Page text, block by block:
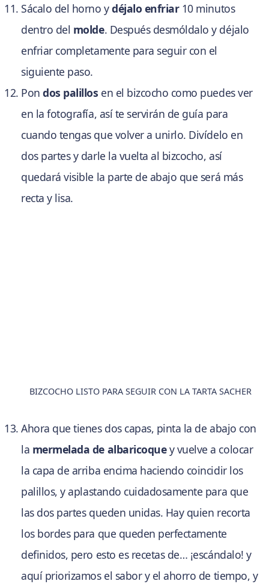
Sácalo del horno ydéjalo enfriar10 minutos
dentro del molde. Después desmóldalo y déjalo
enfriar completamente para seguir con el
siguiente paso.
Pon dos palillos en el bizcocho como puedes ver
en la fotografía, así te servirán de guía para
cuando tengas que volver a unirlo. Divídelo en
dos partes y darle la vuelta al bizcocho, así
quedará visible la parte de abajo que será más
recta y lisa.
BIZCOCHO LISTO PARA SEGUIR CON LA TARTA SACHER
Ahora que tienes dos capas, pinta la de abajo con
la mermelada de albaricoquey vuelve a colocar
la capa de arriba encima haciendo coincidir los
palillos, y aplastando cuidadosamente para que
las dos partes queden unidas. Hay quien recorta
los bordes para que queden perfectamente
definidos, pero esto es recetas de… ¡escándalo! y
aquí priorizamos el sabor y el ahorro de tiempo, y